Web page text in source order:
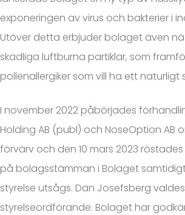
exponeringen av virus och bakterier i
Utöver detta erbjuder bolaget även
skadliga luftburna partiklar, som
pollenallergiker som vill ha ett naturligt
I november 2022 påbörjades
Holding AB (publ) och NoseOption AB
förvärv och den 10 mars 2023
på bolagsstämman i Bolaget
styrelse utsågs. Dan Josefsberg
styrelseordförande. Bolaget har